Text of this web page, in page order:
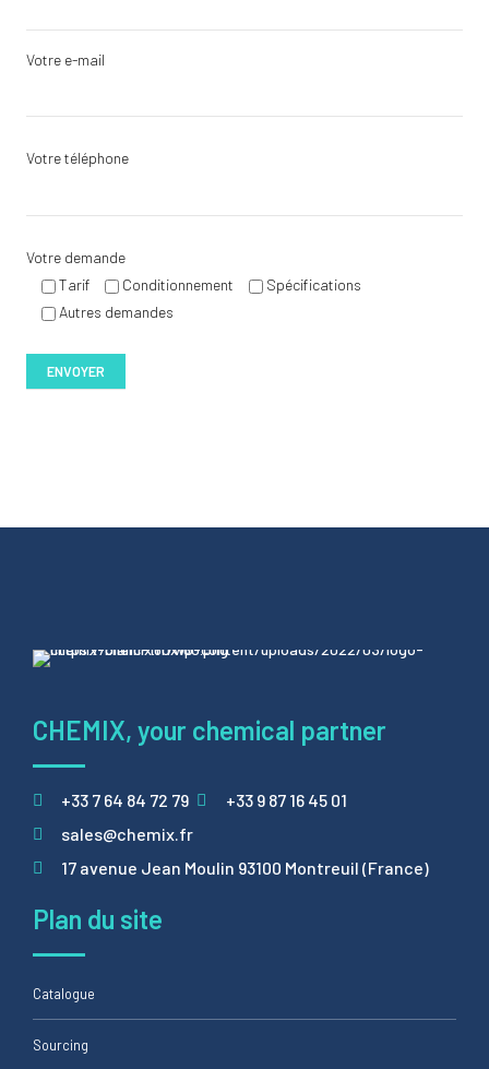
Votre e-mail
Votre téléphone
Votre demande
Tarif
Conditionnement
Spécifications
Autres demandes
CHEMIX, your chemical partner
+33 7 64 84 72 79
+33 9 87 16 45 01
sales@chemix.fr
17 avenue Jean Moulin 93100 Montreuil (France)
Plan du site
Catalogue
Sourcing